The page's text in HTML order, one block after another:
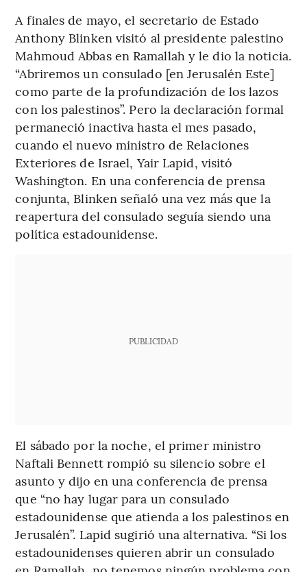
A finales de mayo, el secretario de Estado
Anthony Blinken visitó al presidente palestino
Mahmoud Abbas en Ramallah y le dio la noticia.
“Abriremos un consulado [en Jerusalén Este]
como parte de la profundización de los lazos
con los palestinos”. Pero la declaración formal
permaneció inactiva hasta el mes pasado,
cuando el nuevo ministro de Relaciones
Exteriores de Israel, Yair Lapid, visitó
Washington. En una conferencia de prensa
conjunta, Blinken señaló una vez más que la
reapertura del consulado seguía siendo una
política estadounidense.
PUBLICIDAD
El sábado por la noche, el primer ministro
Naftali Bennett rompió su silencio sobre el
asunto y dijo en una conferencia de prensa
que “no hay lugar para un consulado
estadounidense que atienda a los palestinos en
Jerusalén”. Lapid sugirió una alternativa. “Si los
estadounidenses quieren abrir un consulado